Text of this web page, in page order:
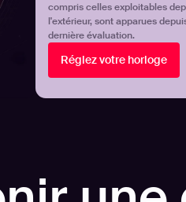
compris celles exploitables
l'extérieur, sont apparues
dernière évaluation.
Réglez votre horloge